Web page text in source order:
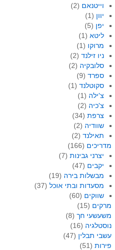
וייטנאם (2)
יוון (1)
יפן (5)
ליטא (1)
מרוקו (1)
ניו זילנד (2)
סלובקיה (2)
ספרד (9)
סקוטלנד (1)
צ'ילה (1)
צ'כיה (2)
צרפת (34)
שוודיה (2)
תאילנד (2)
מדריכים (166)
יצרני גבינות (7)
יקבים (47)
מבשלות בירה (19)
מסעדות ובתי אוכל (37)
שווקים (60)
מרקים (15)
משעשעי חך(8)
נוסטלגיה (16)
עשבי תבלין (47)
פירות(51)